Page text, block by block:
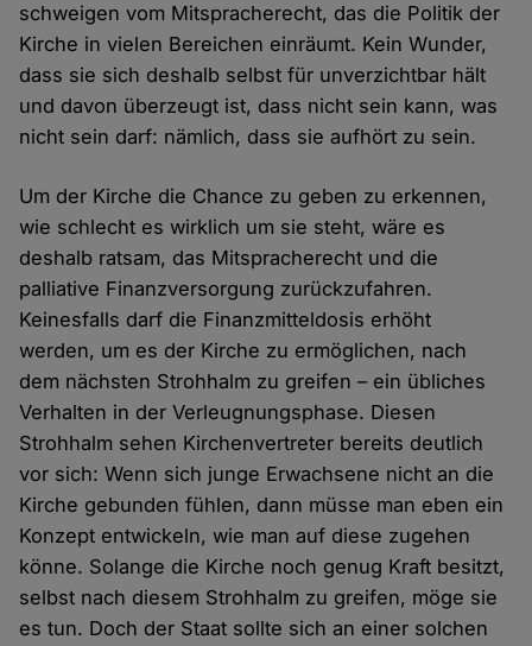
schweigen vom Mitspracherecht, das die Politik der
Kirche in vielen Bereichen einräumt. Kein Wunder,
dass sie sich deshalb selbst für unverzichtbar hält
und davon überzeugt ist, dass nicht sein kann, was
nicht sein darf: nämlich, dass sie aufhört zu sein.
Um der Kirche die Chance zu geben zu erkennen,
wie schlecht es wirklich um sie steht, wäre es
deshalb ratsam, das Mitspracherecht und die
palliative Finanzversorgung zurückzufahren.
Keinesfalls darf die Finanzmitteldosis erhöht
werden, um es der Kirche zu ermöglichen, nach
dem nächsten Strohhalm zu greifen – ein übliches
Verhalten in der Verleugnungsphase. Diesen
Strohhalm sehen Kirchenvertreter bereits deutlich
vor sich: Wenn sich junge Erwachsene nicht an die
Kirche gebunden fühlen, dann müsse man eben ein
Konzept entwickeln, wie man auf diese zugehen
könne. Solange die Kirche noch genug Kraft besitzt,
selbst nach diesem Strohhalm zu greifen, möge sie
es tun. Doch der Staat sollte sich an einer solchen